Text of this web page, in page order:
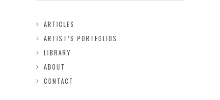
ARTICLES
ARTIST’S PORTFOLIOS
LIBRARY
ABOUT
CONTACT